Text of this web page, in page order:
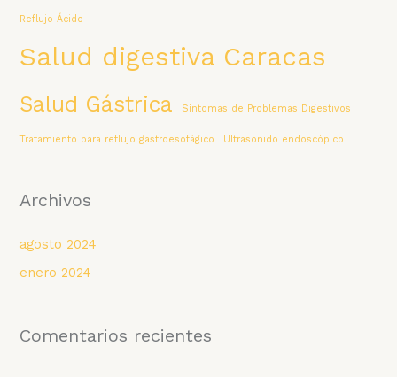
Reflujo Ácido
Salud digestiva Caracas
Salud Gástrica Síntomas de Problemas Digestivos
Tratamiento para reflujo gastroesofágico Ultrasonido endoscópico
Archivos
agosto 2024
enero 2024
Comentarios recientes